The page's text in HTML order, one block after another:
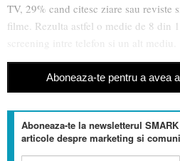
TV, 29% cand citesc ziare sau reviste
filme. Rezulta astfel o medie de 8 din
screening intre telefon si un alt mediu.
Aboneaza-te pentru a avea
Aboneaza-te la newsletterul
articole despre marketing si